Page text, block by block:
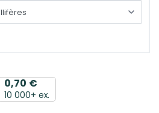
0,70 €
10 000+ ex.